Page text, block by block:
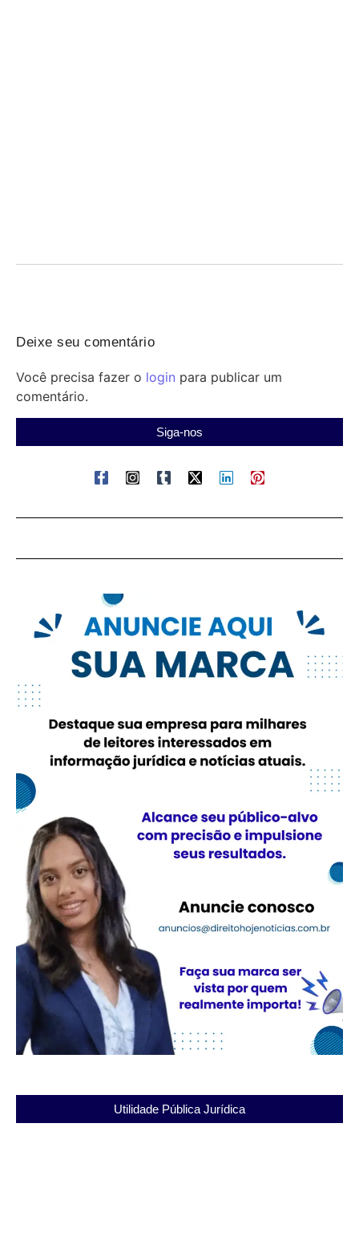
Deixe seu comentário
Você precisa fazer o login para publicar um
comentário.
Siga-nos
Utilidade Pública Jurídica